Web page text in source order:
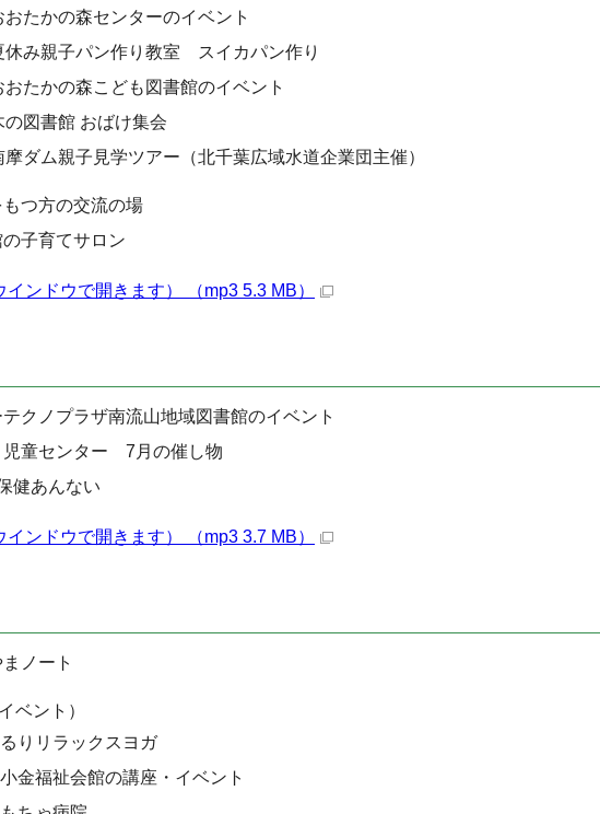
おたかの森センターのイベント
休み親子パン作り教室 スイカパン作り
おたかの森こども図書館のイベント
の図書館 おばけ集会
摩ダム親子見学ツアー（北千葉広域水道企業団主催）
つ方の交流の場
館の子育てサロン
インドウで開きます） （mp3 5.3 MB）
クノプラザ南流山地域図書館のイベント
児童センター 7月の催し物
健あんない
インドウで開きます） （mp3 3.7 MB）
ノート
ベント）
りリラックスヨガ
金福祉会館の講座・イベント